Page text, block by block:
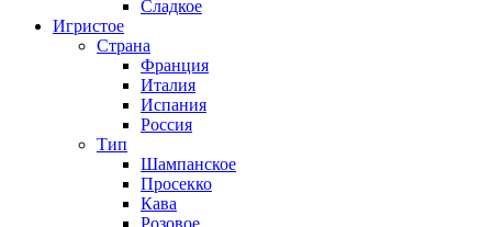
Сладкое
Игристое
Страна
Франция
Италия
Испания
Россия
Тип
Шампанское
Просекко
Кава
Розовое